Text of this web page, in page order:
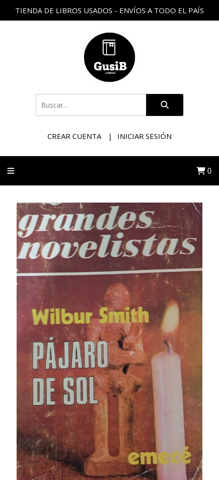
TIENDA DE LIBROS USADOS - ENVÍOS A TODO EL PAÍS
CREAR CUENTA INICIAR SESIÓN
0